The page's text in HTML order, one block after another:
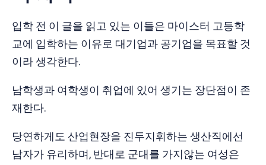
입학 전 이 글을 읽고 있는 이들은 마이스터 고등학
교에 입학하는 이유로 대기업과 공기업을 목표할 것
이라 생각한다.
남학생과 여학생이 취업에 있어 생기는 장단점이 존
재한다.
당연하게도 산업현장을 진두지휘하는 생산직에선
남자가 유리하며, 반대로 군대를 가지않는 여성은